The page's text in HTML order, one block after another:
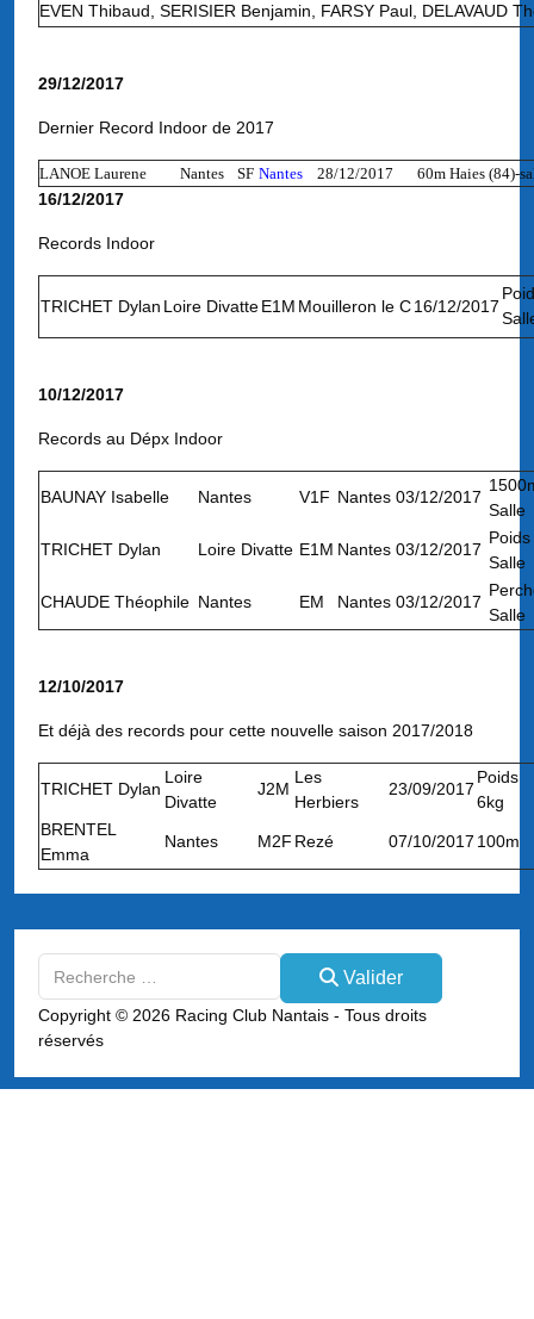
EVEN Thibaud, SERISIER Benjamin, FARSY Paul, DELAVAUD
29/12/2017
Dernier Record Indoor de 2017
LANOE Laurene Nantes SF Nantes 28/12/2017 60m Haies (84)-
16/12/2017
Records Indoor
TRICHET Dylan Loire DivatteE1M Mouilleron le C16/12/2017
10/12/2017
Records au Dépx Indoor
BAUNAY Isabelle Nantes V1F Nantes 03/12/2017
Salle
TRICHET Dylan Loire Divatte E1M Nantes 03/12/2017
Salle
CHAUDE Théophile Nantes EM Nantes 03/12/2017
Salle
12/10/2017
Et déjà des records pour cette nouvelle saison 2017/2018
TRICHET Dylan
Loire
Divatte
J2M
Les
Herbiers
23/09/2017
Poids
6kg
BRENTEL
Emma
Nantes M2F Rezé 07/10/2017 100m
Type 2 or more characters for results.
Valider
Copyright © 2026 Racing Club Nantais - Tous droits
réservés